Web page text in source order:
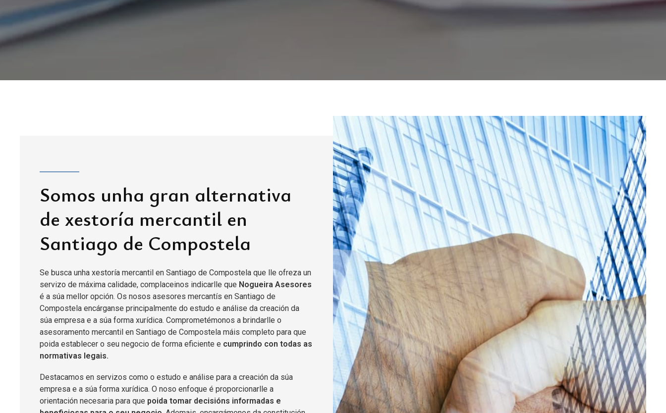
Somos unha gran alternativa
de xestoría mercantil en
Santiago de Compostela
Se busca unha xestoría mercantil en Santiago de Compostela que lle ofreza un
servizo de máxima calidade, complaceinos indicarlle que Nogueira Asesores
é a súa mellor opción. Os nosos asesores mercantís en Santiago de
Compostela encárganse principalmente do estudo e análise da creación da
súa empresa e a súa forma xurídica. Comprometémonos a brindarlle o
asesoramento mercantil en Santiago de Compostela máis completo para que
poida establecer o seu negocio de forma eficiente e cumprindo con todas as
normativas legais.
Destacamos en servizos como o estudo e análise para a creación da súa
empresa e a súa forma xurídica. O noso enfoque é proporcionarlle a
orientación necesaria para que poida tomar decisións informadas e